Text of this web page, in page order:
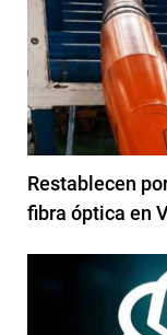
Restablecen
fibra óptica en